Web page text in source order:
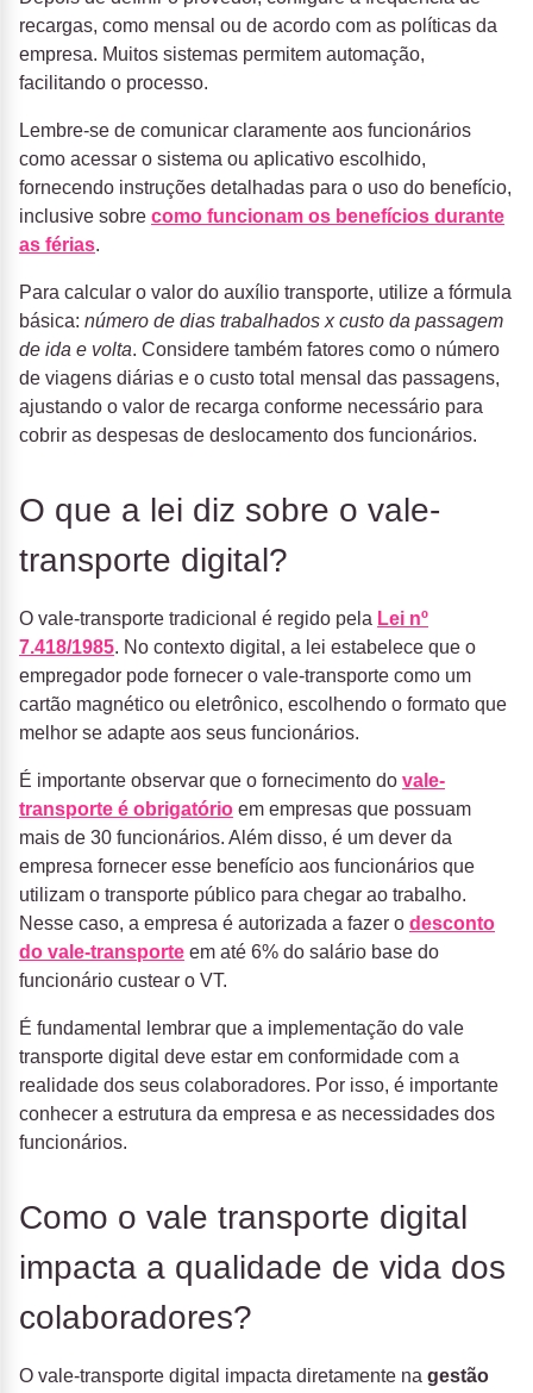
recargas, como mensal ou de acordo com as políticas da
empresa. Muitos sistemas permitem automação,
facilitando o processo.
Lembre-se de comunicar claramente aos funcionários
como acessar o sistema ou aplicativo escolhido,
fornecendo instruções detalhadas para o uso do benefício,
inclusive sobre como funcionam os benefícios durante
as férias.
Para calcular o valor do auxílio transporte, utilize a fórmula
básica: número de dias trabalhados x custo da passagem
de ida e volta. Considere também fatores como o número
de viagens diárias e o custo total mensal das passagens,
ajustando o valor de recarga conforme necessário para
cobrir as despesas de deslocamento dos funcionários.
O que a lei diz sobre o vale-
transporte digital?
O vale-transporte tradicional é regido pela Lei nº
7.418/1985. No contexto digital, a lei estabelece que o
empregador pode fornecer o vale-transporte como um
cartão magnético ou eletrônico, escolhendo o formato que
melhor se adapte aos seus funcionários.
É importante observar que o fornecimento do vale-
transporte é obrigatório em empresas que possuam
mais de 30 funcionários. Além disso, é um dever da
empresa fornecer esse benefício aos funcionários que
utilizam o transporte público para chegar ao trabalho.
Nesse caso, a empresa é autorizada a fazer o desconto
do vale-transporte em até 6% do salário base do
funcionário custear o VT.
É fundamental lembrar que a implementação do vale
transporte digital deve estar em conformidade com a
realidade dos seus colaboradores. Por isso, é importante
conhecer a estrutura da empresa e as necessidades dos
funcionários.
Como o vale transporte digital
impacta a qualidade de vida dos
colaboradores?
O vale-transporte digital impacta diretamente na gestão